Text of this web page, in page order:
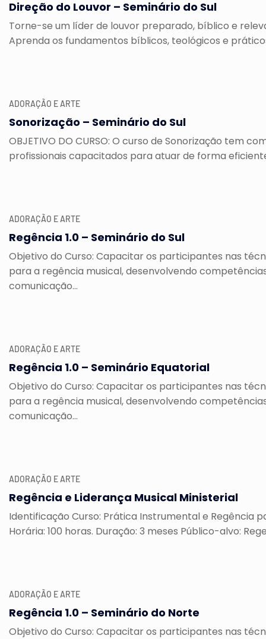
Direção do Louvor – Seminário do Sul
Torne-se um líder de louvor preparado, bíblico e
Aprenda os fundamentos bíblicos, teológicos e
ADORAÇÃO E ARTE
Sonorização – Seminário do Sul
OBJETIVO DO CURSO: O curso de Sonorização tem
profissionais capacitados para atuar de forma
ADORAÇÃO E ARTE
Regência 1.0 – Seminário do Sul
Objetivo do Curso: Capacitar os participantes nas
para a regência musical, desenvolvendo
comunicação...
ADORAÇÃO E ARTE
Regência 1.0 – Seminário Equatorial
Objetivo do Curso: Capacitar os participantes nas
para a regência musical, desenvolvendo
comunicação...
ADORAÇÃO E ARTE
Regência e Liderança Musical Ministerial
Identificação Curso: Prática Instrumental e Regência
Horária: 100 horas. Duração: 3 meses Público-alvo:
ADORAÇÃO E ARTE
Regência 1.0 – Seminário do Norte
Objetivo do Curso: Capacitar os participantes nas